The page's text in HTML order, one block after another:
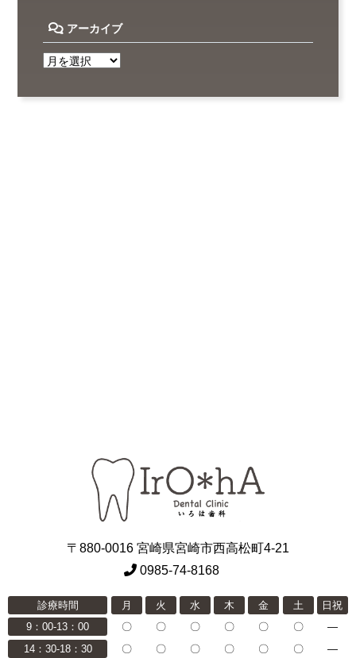
アーカイブ
〒880-0016 宮崎県宮崎市西高松町4-21
0985-74-8168
診療時間 月 火 水 木 金 土
日祝
9：00-13：00
〇 〇 〇 〇 〇 〇
―
14：30-18：30
〇 〇 〇 〇 〇 〇 ―